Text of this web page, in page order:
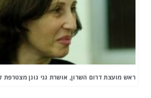
ראש מועצת דרום השרון, אושרת גני גונן מצטרפת